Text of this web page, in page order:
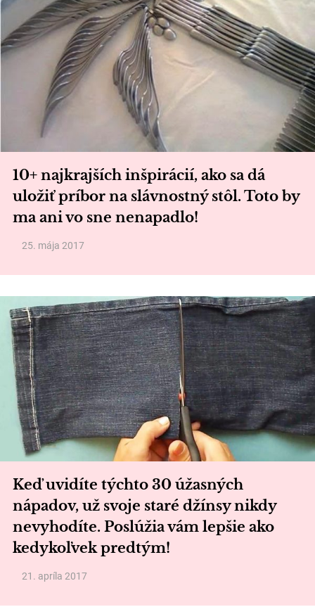
10+ najkrajších inšpirácií, ako sa dá
uložiť príbor na slávnostný stôl. Toto by
ma ani vo sne nenapadlo!
25. mája 2017
Keď uvidíte týchto 30 úžasných
nápadov, už svoje staré džínsy nikdy
nevyhodíte. Poslúžia vám lepšie ako
kedykoľvek predtým!
21. apríla 2017